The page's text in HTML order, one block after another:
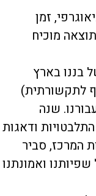
זמן
מוכיח
בננו בארץ
לתקשורתית)
שנה
ודאגות
המרכז, סביר
ואמונתנו